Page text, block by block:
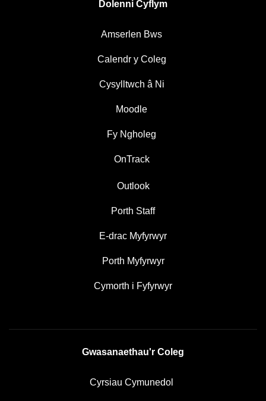
Dolenni Cyflym
Amserlen Bws
Calendr y Coleg
Cysylltwch â Ni
Moodle
Fy Ngholeg
OnTrack
Outlook
Porth Staff
E-drac Myfyrwyr
Porth Myfyrwyr
Cymorth i Fyfyrwyr
Gwasanaethau'r Coleg
Cyrsiau Cymunedol